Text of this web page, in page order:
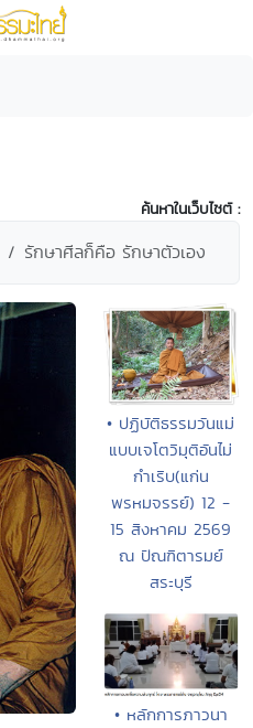
ค้นหาในเว็บไซต์ :
รักษาศีลก็คือ รักษาตัวเอง
• ปฏิบัติธรรมวันแม่
แบบเจโตวิมุติอันไม่
กำเริบ(แก่น
พรหมจรรย์) 12 -
15 สิงหาคม 2569
ณ ปัณฑิตารมย์
สระบุรี
• หลักการภาวนา